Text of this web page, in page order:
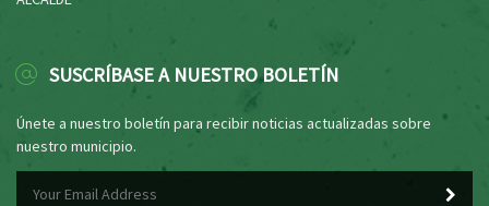
SUSCRÍBASE A NUESTRO BOLETÍN
Únete a nuestro boletín para recibir noticias actualizadas sobre
nuestro municipio.